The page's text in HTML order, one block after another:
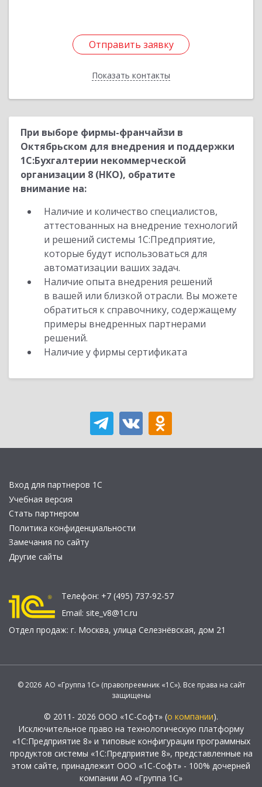
Отправить заявку
Показать контакты
Отправить заявку
Назад
При выборе фирмы-франчайзи в
Октябрьском для внедрения и поддержки
1С:Бухгалтерии некоммерческой
организации 8 (НКО), обратите
внимание на:
Наличие и количество специалистов,
аттестованных на внедрение технологий
и решений системы 1С:Предприятие,
которые будут использоваться для
автоматизации ваших задач.
Наличие опыта внедрения решений
в вашей или близкой отрасли. Вы можете
обратиться к справочнику, содержащему
примеры внедренных партнерами
решений.
Наличие у фирмы сертификата
Вход для партнеров 1С
Учебная версия
Стать партнером
Политика конфиденциальности
Замечания по сайту
Другие сайты
Телефон: +7 (495) 737-92-57
Email: site_v8@1c.ru
Отдел продаж: г. Москва, улица Селезнёвская, дом 21
© 2026 АО «Группа 1С» (правопреемник «1С»). Все права на сайт
защищены
© 2011- 2026 ООО «1С-Софт» (о компании).
Исключительное право на технологическую платформу
«1С:Предприятие 8» и типовые конфигурации программных
продуктов системы «1С:Предприятие 8», представленные на
этом сайте, принадлежит ООО «1С-Софт» - 100% дочерней
компании АО «Группа 1С»